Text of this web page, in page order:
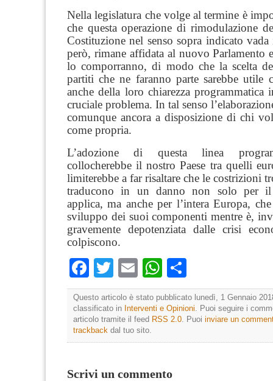
Nella legislatura che volge al termine è
che questa operazione di rimodulazione
Costituzione nel senso sopra indicato
però, rimane affidata al nuovo Parlamento
lo comporranno, di modo che la scelta
partiti che ne faranno parte sarebbe utile
anche della loro chiarezza programmatica
cruciale problema. In tal senso
comunque ancora a disposizione di chi
come propria.
L’adozione di questa linea
collocherebbe il nostro Paese tra quelli
limiterebbe a far risaltare che le costrizioni
traducono in un danno non solo per il
applica, ma anche per l’intera Europa,
sviluppo dei suoi componenti mentre è,
gravemente depotenziata dalle crisi
colpiscono.
Facebook
TwitterEmailWhatsApp
Questo articolo è stato pubblicato lunedì, 1 Gennaio
classificato in Interventi e Opinioni . Puoi seguire i
articolo tramite il feed RSS 2.0 . Puoi inviare un
trackback dal tuo sito.
Scrivi un commento